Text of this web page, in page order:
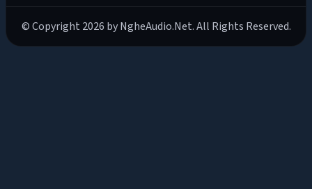
© Copyright 2026 by NgheAudio.Net. All Rights Reserved.